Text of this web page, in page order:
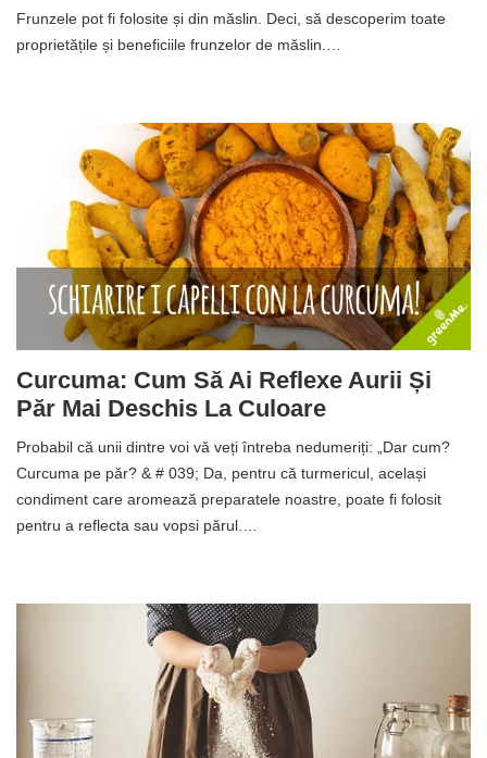
Frunzele pot fi folosite și din măslin. Deci, să descoperim toate
proprietățile și beneficiile frunzelor de măslin.…
Curcuma: Cum Să Ai Reflexe Aurii Și
Păr Mai Deschis La Culoare
Probabil că unii dintre voi vă veți întreba nedumeriți: „Dar cum?
Curcuma pe păr? & # 039; Da, pentru că turmericul, același
condiment care aromează preparatele noastre, poate fi folosit
pentru a reflecta sau vopsi părul.…